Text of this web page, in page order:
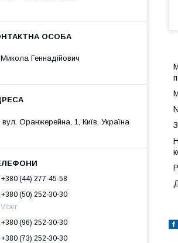
Микола Геннадійович
вул. Оранжерейна, 1, Київ, Україна
+380 (44) 277-45-58
+380 (50) 252-30-30
Viber
+380 (96) 252-30-30
+380 (73) 252-30-30